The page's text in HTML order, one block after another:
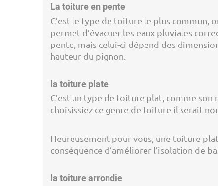
La toiture en pente
C’est le type de toiture le plus commun,
permet d’évacuer les eaux pluviales
pente, mais celui-ci dépend des
hauteur du pignon.
la toiture plate
C’est un type de toiture plat, comme son
choisissiez ce genre de toiture il serait
Heureusement pour vous, une toiture
conséquence d’améliorer l’isolation de
la toiture arrondie